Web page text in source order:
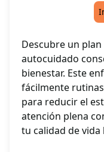
Descubre un
autocuidado
bienestar. Este
fácilmente
para reducir el
atención plena
tu calidad de vida